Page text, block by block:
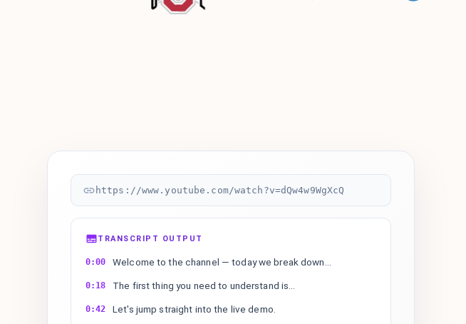
https://www.youtube.com/watch?v=dQw4w9WgXcQ
TRANSCRIPT OUTPUT
0:00 Welcome to the channel — today we break down...
0:18 The first thing you need to understand is...
0:42 Let's jump straight into the live demo.